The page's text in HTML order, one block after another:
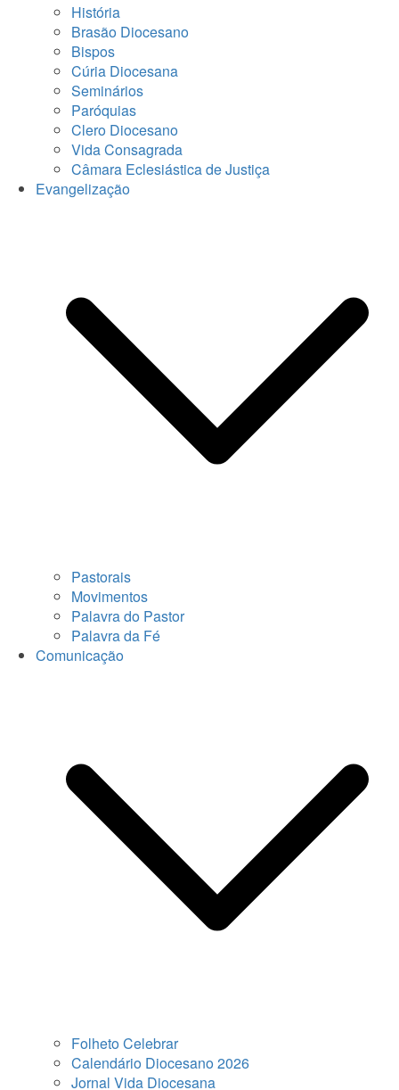
História
Brasão Diocesano
Bispos
Cúria Diocesana
Seminários
Paróquias
Clero Diocesano
Vida Consagrada
Câmara Eclesiástica de Justiça
Evangelização
Pastorais
Movimentos
Palavra do Pastor
Palavra da Fé
Comunicação
Folheto Celebrar
Calendário Diocesano 2026
Jornal Vida Diocesana